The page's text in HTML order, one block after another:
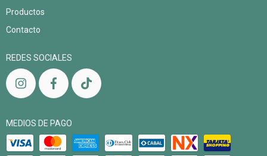
Productos
Contacto
REDES SOCIALES
MEDIOS DE PAGO